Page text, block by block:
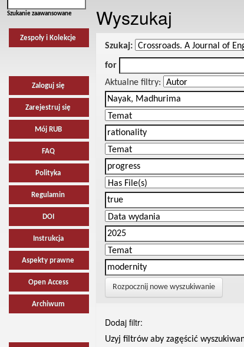
Szukanie zaawansowane
Zespoły i Kolekcje
Zaloguj się
Zarejestruj się
Mój RUB
FAQ
Polityka
Regulamin
DOI
Instrukcja
Aspekty prawne
Open Access
Archiwum
Wyszukaj
Szukaj:
for
Aktualne filtry:
Rozpocznij nowe wyszukiwanie
Dodaj filtr:
Uzyj filtrów aby zagęścić